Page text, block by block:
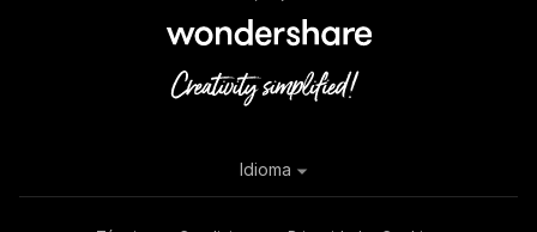
Idioma